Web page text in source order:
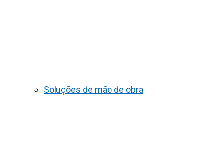
Soluções de mão de obra